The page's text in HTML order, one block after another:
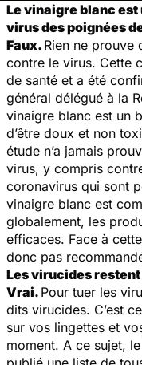
Le vinaigre blanc est
virus des poignées
Faux. Rien ne prouve
contre le virus. Cette
de santé et a été
général délégué à la
vinaigre blanc est un
d’être doux et non
étude n’a jamais
virus, y compris
coronavirus qui sont
vinaigre blanc est
globalement, les
efficaces. Face à
donc pas
Les virucides
Vrai. Pour tuer les
dits virucides. C’est
sur vos lingettes et
moment. A ce sujet,